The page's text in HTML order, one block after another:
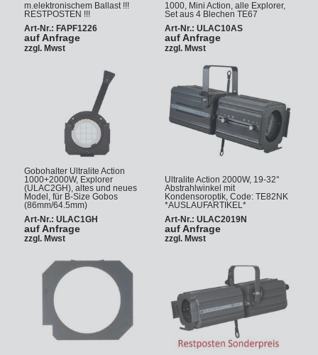
m.elektronischem Ballast !!!
RESTPOSTEN !!!
Art-Nr.: FAPF1226
auf Anfrage
zzgl. Mwst
1000, Mini Action, alle Explorer,
Set aus 4 Blechen TE67
Art-Nr.: ULAC10AS
auf Anfrage
zzgl. Mwst
Gobohalter Ultralite Action
1000+2000W, Explorer
(ULAC2GH), altes und neues
Model, für B-Size Gobos
(86mm/64.5mm)
Art-Nr.: ULAC1GH
auf Anfrage
zzgl. Mwst
Ultralite Action 2000W, 19-32°
Abstrahlwinkel mit
Kondensoroptik, Code: TE82NK
*AUSLAUFARTIKEL*
Art-Nr.: ULAC2019N
auf Anfrage
zzgl. Mwst